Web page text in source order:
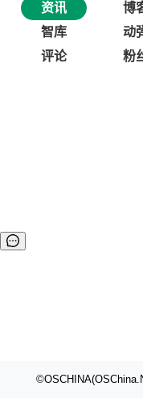
资讯 博
智库
动
评论
粉